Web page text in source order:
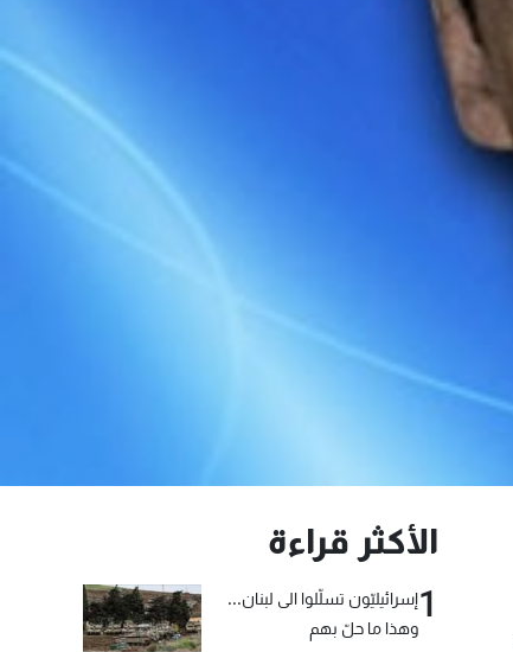
الأكثر قراءة
1إسرائيليّون تسلّلوا الى لبنان...
وهذا ما حلّ بهم